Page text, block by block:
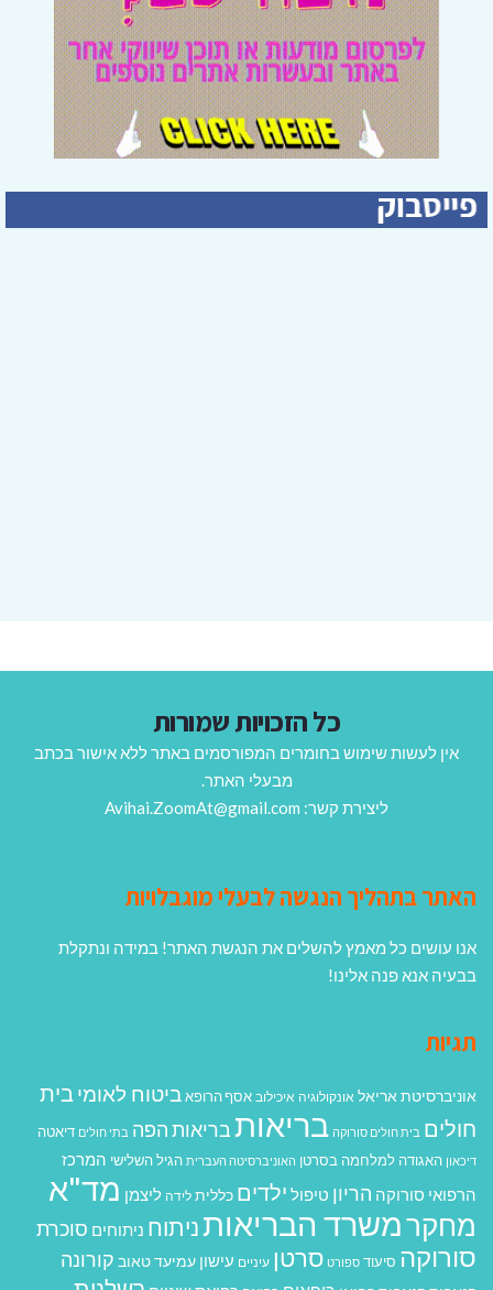
כל הזכויות שמורות
אין לעשות שימוש בחומרים המפורסמים באתר ללא אישור בכתב
מבעלי האתר.
ליצירת קשר: Avihai.ZoomAt@gmail.com
האתר בתהליך הנגשה לבעלי מוגבלויות
אנו עושים כל מאמץ להשלים את הנגשת האתר! במידה ונתקלת
בבעיה אנא פנה אלינו!
תגיות
אוניברסיטת אריאל אונקולוגיה איכילוב אסף הרופא ביטוח לאומי בית
חולים בית חולים סורוקה בריאות בריאות הפה בתי חולים דיאטה
דיכאון האגודה למלחמה בסרטן האוניברסיטה העברית הגיל השלישי המרכז
הרפואי סורוקה הריון טיפול ילדים כללית לידה ליצמן מד"א
מחקרמשרד הבריאות ניתוח ניתוחים סוכרת
סורוקה סיעוד ספורט סרטן עיניים עישון עמיעד טאוב קורונה